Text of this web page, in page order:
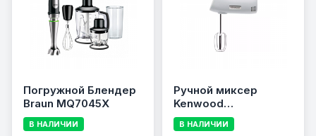
Погружной Блендер
Braun MQ7045X
В НАЛИЧИИ
Ручной миксер
Kenwood
HMP30.A0WH
В НАЛИЧИИ